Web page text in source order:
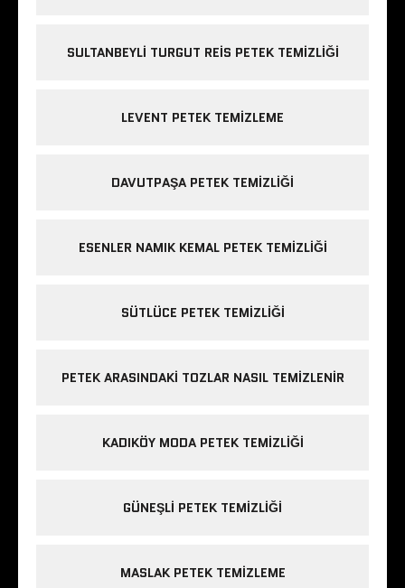
SULTANBEYLI TURGUT REIS PETEK TEMIZLIĞI
LEVENT PETEK TEMIZLEME
DAVUTPAŞA PETEK TEMIZLIĞI
ESENLER NAMIK KEMAL PETEK TEMIZLIĞI
SÜTLÜCE PETEK TEMIZLIĞI
PETEK ARASINDAKI TOZLAR NASIL TEMIZLENIR
KADIKÖY MODA PETEK TEMIZLIĞI
GÜNEŞLI PETEK TEMIZLIĞI
MASLAK PETEK TEMIZLEME